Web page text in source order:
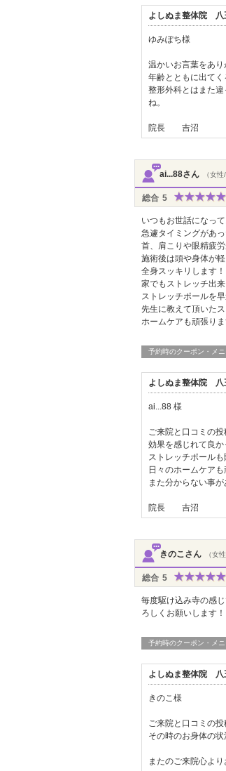
よしぬま整体院 八
ゆみぽち様
温かいお言葉をあり
年齢とともに出て
整形外科とはまた
ね。
院長 吉沼
ai...88さん （女
総合 5
いつもお世話になって
急遽タイミングがあ
首、肩こりや眼精疲
施術後は頭や身体が
全身スッキリします！
家でもストレッチ出
ストレッチポールを
先生に教えて頂いた
ホームケアも頑張りま
予約時のクーポン・メニ
よしぬま整体院 八
ai...88 様
ご来院と口コミの
効果を感じれて良か
ストレッチポール
日々のホームケア
また分からない事
院長 吉沼
きのこさん （女
総合 5
毎度駆け込み寺の感
ろしくお願いします！
予約時のクーポン・メニ
よしぬま整体院 八
きのこ様
ご来院と口コミの
その時のお身体の
またのご来院心より